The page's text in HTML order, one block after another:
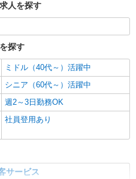
人を探す
探す
ミドル（40代～）活躍中
シニア（60代～）活躍中
週2～3日勤務OK
社員登用あり
サービス